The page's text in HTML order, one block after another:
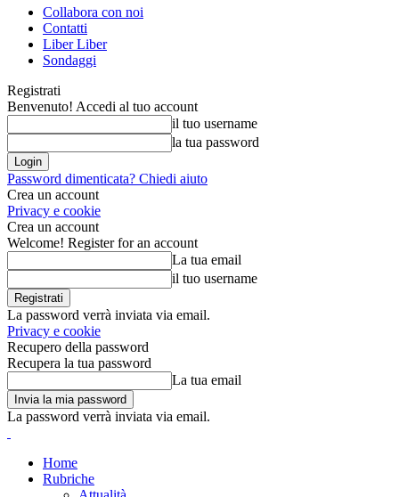
Collabora con noi
Contatti
Liber Liber
Sondaggi
Registrati
Benvenuto! Accedi al tuo account
il tuo username
la tua password
Password dimenticata? Chiedi aiuto
Crea un account
Privacy e cookie
Crea un account
Welcome! Register for an account
La tua email
il tuo username
La password verrà inviata via email.
Privacy e cookie
Recupero della password
Recupera la tua password
La tua email
La password verrà inviata via email.
Home
Rubriche